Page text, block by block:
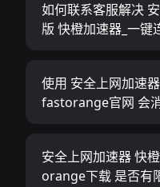
如何联系客服解决
版 快橙加速器_一键
使用 安全上网加速
fastorange官网 会
安全上网加速器 快
orange下载 是否有